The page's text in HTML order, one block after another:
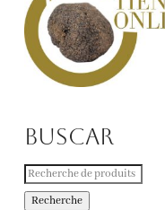
Buscar
Recherche
pour :
Recherche